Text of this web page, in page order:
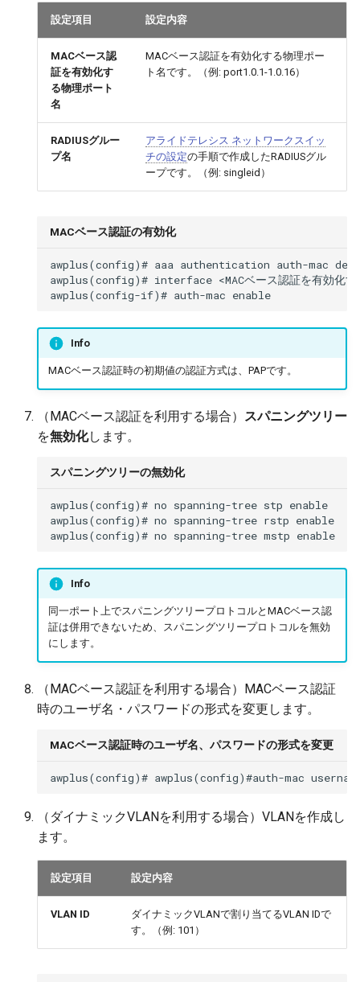
設定項目 設定内容
MACベース認
証を有効化す
る物理ポート
名
MACベース認証を有効化する物理ポー
ト名です。（例: port1.0.1-1.0.16）
RADIUSグルー
プ名
アライドテレシス ネットワークスイッ
チの設定の手順で作成したRADIUSグル
ープです。（例: singleid）
MACベース認証の有効化
awplus(config)# aaa authentication auth-mac
awplus(config)# interface <MACベース認証を有効化す
Info
MACベース認証時の初期値の認証方式は、PAPです。
（MACベース認証を利用する場合）
スパニングツリー
を無効化します。
スパニングツリーの無効化
awplus(config)# no spanning-tree stp enable
awplus(config)# no spanning-tree rstp enable
Info
同一ポート上でスパニングツリープロトコルとMACベース認
証は併用できないため、スパニングツリープロトコルを無効
にします。
（MACベース認証を利用する場合）MACベース認証
時のユーザ名・パスワードの形式を変更します。
MACベース認証時のユーザ名、パスワードの形式を変更
（ダイナミックVLANを利用する場合）VLANを作成し
ます。
設定項目 設定内容
VLAN ID
ダイナミックVLANで割り当てるVLAN IDで
す。（例: 101）